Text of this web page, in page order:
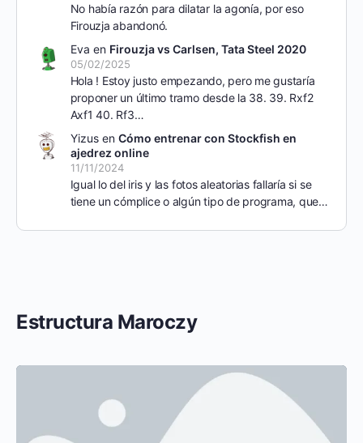
Estructura Maroczy
No había razón para dilatar la agonía, por eso
Firouzja abandonó.
Eva en Firouzja vs Carlsen, Tata Steel 2020
05/02/2025
Hola ! Estoy justo empezando, pero me gustaría
proponer un último tramo desde la 38. 39. Rxf2
Axf1 40. Rf3…
Yizusen Cómo entrenar con Stockfish en
ajedrez online
11/11/2024
Igual lo del iris y las fotos aleatorias fallaría si se
tiene un cómplice o algún tipo de programa, que…